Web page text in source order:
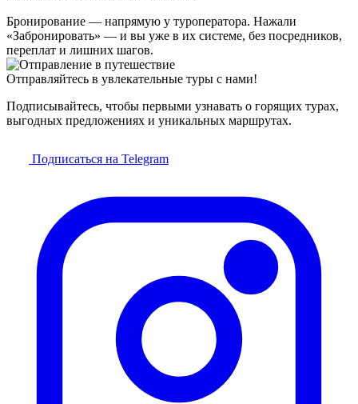
Бронирование — напрямую у туроператора. Нажали
«Забронировать» — и вы уже в их системе, без посредников,
переплат и лишних шагов.
Отправляйтесь в увлекательные туры с нами!
Подписывайтесь, чтобы первыми узнавать о горящих турах,
выгодных предложениях и уникальных маршрутах.
Подписаться на Telegram